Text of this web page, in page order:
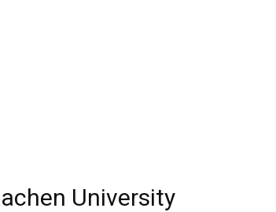
University